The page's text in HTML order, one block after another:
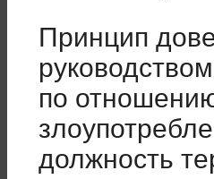
Принцип
по
должность